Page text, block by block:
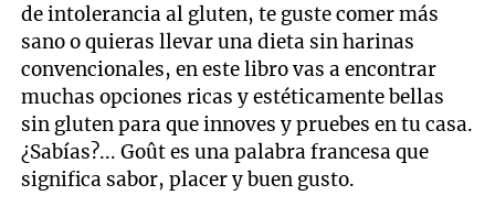
de intolerancia al gluten, te guste comer más
sano o quieras llevar una dieta sin harinas
convencionales, en este libro vas a encontrar
muchas opciones ricas y estéticamente bellas
sin gluten para que innoves y pruebes en tu casa.
¿Sabías?... Goût es una palabra francesa que
significa sabor, placer y buen gusto.